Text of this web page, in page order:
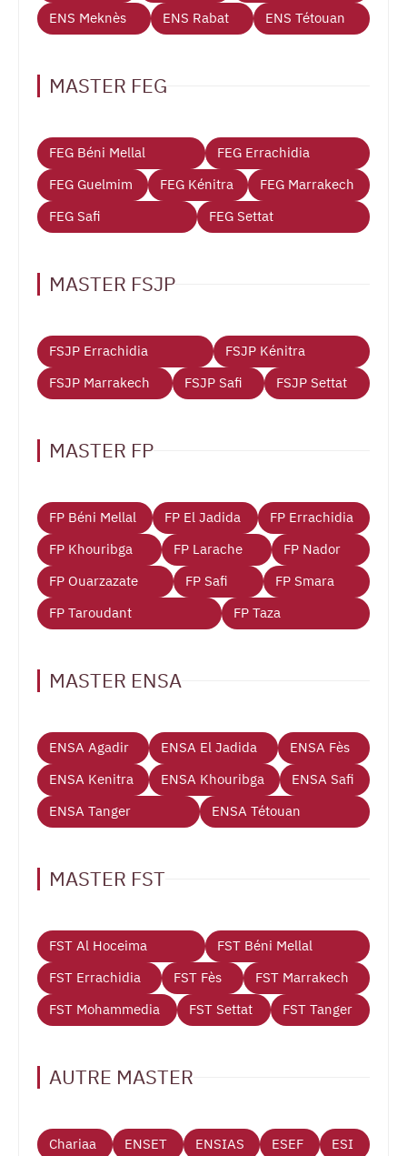
ENS Meknès
ENS Rabat ENS Tétouan
MASTER FEG
FEG Béni Mellal
FEG Errachidia
FEG Guelmim
FEG Kénitra
FEG Marrakech
FEG Safi
FEG Settat
MASTER FSJP
FSJP Errachidia
FSJP Kénitra
FSJP Marrakech
FSJP Safi FSJP Settat
MASTER FP
FP Béni Mellal FP El Jadida
FP Errachidia
FP Khouribga
FP Larache
FP Nador
FP Ouarzazate
FP Safi
FP Smara
FP Taroudant
FP Taza
MASTER ENSA
ENSA Agadir ENSA El Jadida
ENSA Fès
ENSA Kenitra
ENSA Khouribga
ENSA Safi
ENSA Tanger
ENSA Tétouan
MASTER FST
FST Al Hoceima
FST Béni Mellal
FST Errachidia
FST Fès
FST Marrakech
FST Mohammedia
FST Settat FST Tanger
AUTRE MASTER
Chariaa ENSET ENSIAS ESEF ESI